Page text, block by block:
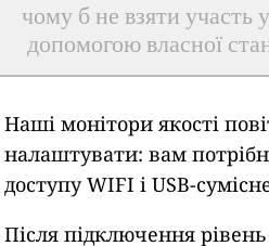
чому б не взяти участь
допомогою власної
Наші монітори якості
налаштувати: вам
доступу WIFI і USB-
Після підключення